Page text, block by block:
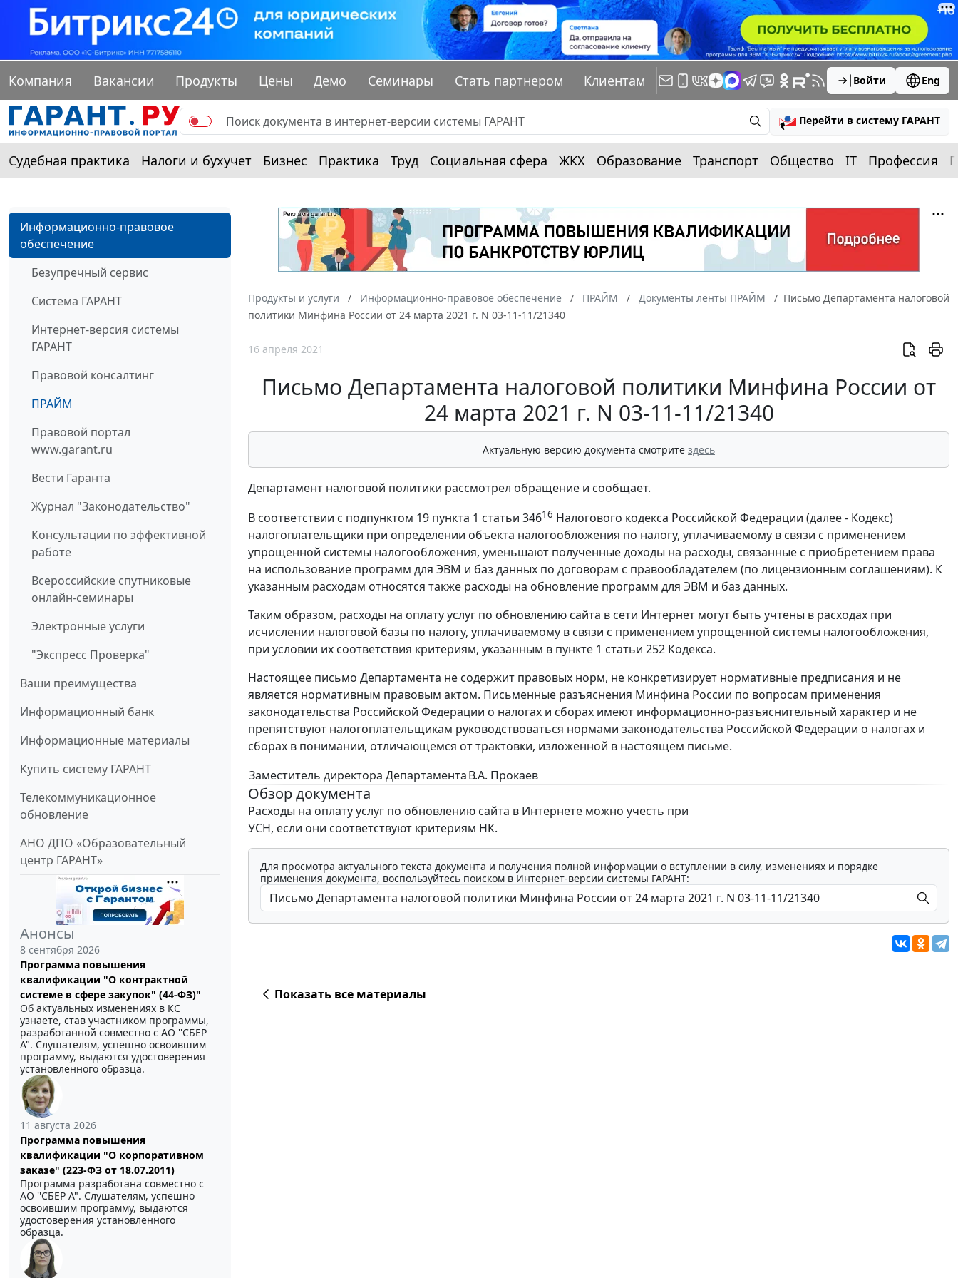
Компания Вакансии Продукты Цены Демо Семинары Стать партнером Клиентам Войти Eng
Перейти в систему ГАРАНТ
Судебная практика Налоги и бухучет Бизнес Практика Труд Социальная сфера ЖКХ Образование Транспорт Общество IT Профессия
Информационно-правовое
обеспечение
Безупречный сервис
Система ГАРАНТ
Интернет-версия системы
ГАРАНТ
Правовой консалтинг
ПРАЙМ
Правовой портал
www.garant.ru
Вести Гаранта
Журнал "Законодательство"
Консультации по эффективной
работе
Всероссийские спутниковые
онлайн-семинары
Электронные услуги
"Экспресс Проверка"
Ваши преимущества
Информационный банк
Информационные материалы
Купить систему ГАРАНТ
Телекоммуникационное
обновление
АНО ДПО «Образовательный
центр ГАРАНТ»
Анонсы
8 сентября 2026
Программа повышения
квалификации "О контрактной
системе в сфере закупок" (44-ФЗ)"
Об актуальных изменениях в КС
узнаете, став участником программы,
разработанной совместно с АО ''СБЕР
А". Слушателям, успешно освоившим
программу, выдаются удостоверения
установленного образца.
11 августа 2026
Программа повышения
квалификации "О корпоративном
заказе" (223-ФЗ от 18.07.2011)
Программа разработана совместно с
АО ''СБЕР А". Слушателям, успешно
освоившим программу, выдаются
удостоверения установленного
образца.
Продукты и услуги Информационно-правовое обеспечение ПРАЙМ Документы ленты ПРАЙМ
Письмо Департамента налоговой
политики Минфина России от 24 марта 2021 г. N 03-11-11/21340
16 апреля 2021
Письмо Департамента налоговой политики Минфина России от
24 марта 2021 г. N 03-11-11/21340
Актуальную версию документа смотрите здесь
Департамент налоговой политики рассмотрел обращение и сообщает.
В соответствии с подпунктом 19 пункта 1 статьи 34616 Налогового кодекса Российской Федерации (далее - Кодекс)
налогоплательщики при определении объекта налогообложения по налогу, уплачиваемому в связи с применением
упрощенной системы налогообложения, уменьшают полученные доходы на расходы, связанные с приобретением права
на использование программ для ЭВМ и баз данных по договорам с правообладателем (по лицензионным соглашениям). К
указанным расходам относятся также расходы на обновление программ для ЭВМ и баз данных.
Таким образом, расходы на оплату услуг по обновлению сайта в сети Интернет могут быть учтены в расходах при
исчислении налоговой базы по налогу, уплачиваемому в связи с применением упрощенной системы налогообложения,
при условии их соответствия критериям, указанным в пункте 1 статьи 252 Кодекса.
Настоящее письмо Департамента не содержит правовых норм, не конкретизирует нормативные предписания и не
является нормативным правовым актом. Письменные разъяснения Минфина России по вопросам применения
законодательства Российской Федерации о налогах и сборах имеют информационно-разъяснительный характер и не
препятствуют налогоплательщикам руководствоваться нормами законодательства Российской Федерации о налогах и
сборах в понимании, отличающемся от трактовки, изложенной в настоящем письме.
Заместитель директора ДепартаментаВ.А. Прокаев
Обзор документа
Расходы на оплату услуг по обновлению сайта в Интернете можно учесть при
УСН, если они соответствуют критериям НК.
Для просмотра актуального текста документа и получения полной информации о вступлении в силу, изменениях и порядке
применения документа, воспользуйтесь поиском в Интернет-версии системы ГАРАНТ:
Показать все материалы
Мы обрабатываем локальные данные